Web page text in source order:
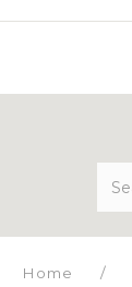
Home /